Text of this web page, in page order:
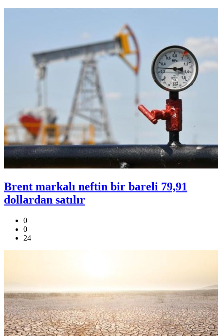
Brent markalı neftin bir bareli 79,91
dollardan satılır
0
0
24